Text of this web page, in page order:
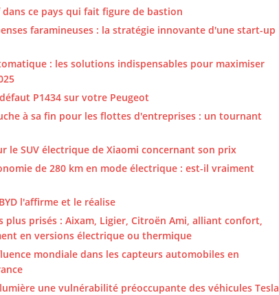
ce pays qui fait figure de bastion
faramineuses : la stratégie innovante d'une start-up
: les solutions indispensables pour maximiser
P1434 sur votre Peugeot
à sa fin pour les flottes d'entreprises : un tournant
le SUV électrique de Xiaomi concernant son prix
de 280 km en mode électrique : est-il vraiment
l'affirme et le réalise
plus prisés : Aixam, Ligier, Citroën Ami, alliant confort,
en versions électrique ou thermique
mondiale dans les capteurs automobiles en
une vulnérabilité préoccupante des véhicules Tesla